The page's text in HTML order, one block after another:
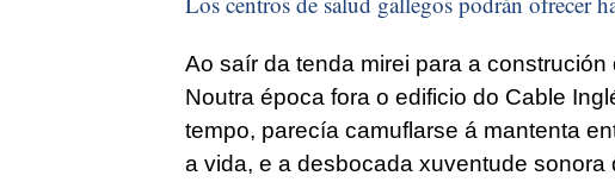
Ao saír da tenda mirei para a
Noutra época fora o edificio do Cable
tempo, parecía camuflarse á mantenta
a vida, e a desbocada xuventude